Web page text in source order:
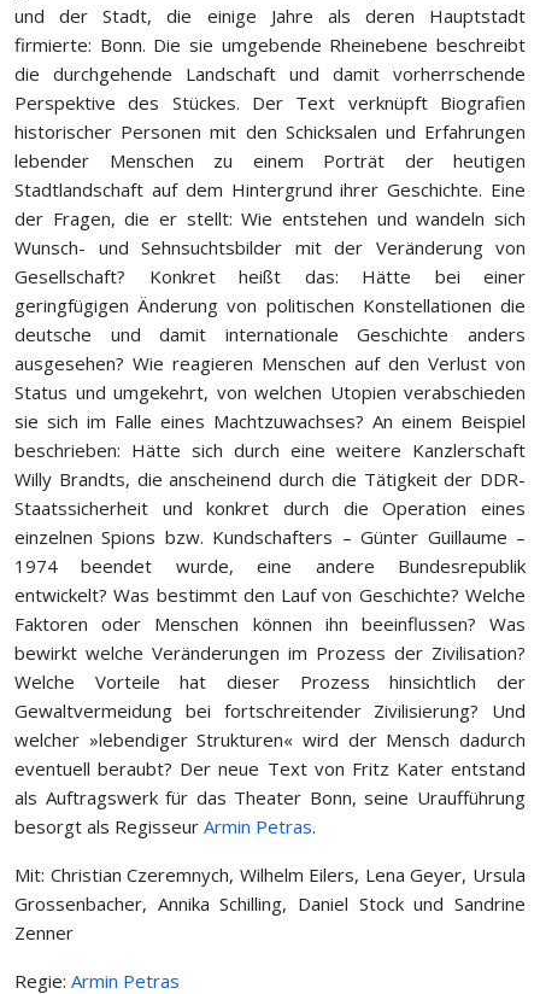
und der Stadt, die einige Jahre als deren Hauptstadt
firmierte: Bonn. Die sie umgebende Rheinebene beschreibt
die durchgehende Landschaft und damit vorherrschende
Perspektive des Stückes. Der Text verknüpft Biografien
historischer Personen mit den Schicksalen und Erfahrungen
lebender Menschen zu einem Porträt der heutigen
Stadtlandschaft auf dem Hintergrund ihrer Geschichte. Eine
der Fragen, die er stellt: Wie entstehen und wandeln sich
Wunsch- und Sehnsuchtsbilder mit der Veränderung von
Gesellschaft? Konkret heißt das: Hätte bei einer
geringfügigen Änderung von politischen Konstellationen die
deutsche und damit internationale Geschichte anders
ausgesehen? Wie reagieren Menschen auf den Verlust von
Status und umgekehrt, von welchen Utopien verabschieden
sie sich im Falle eines Machtzuwachses? An einem Beispiel
beschrieben: Hätte sich durch eine weitere Kanzlerschaft
Willy Brandts, die anscheinend durch die Tätigkeit der DDR-
Staatssicherheit und konkret durch die Operation eines
einzelnen Spions bzw. Kundschafters – Günter Guillaume –
1974 beendet wurde, eine andere Bundesrepublik
entwickelt? Was bestimmt den Lauf von Geschichte? Welche
Faktoren oder Menschen können ihn beeinflussen? Was
bewirkt welche Veränderungen im Prozess der Zivilisation?
Welche Vorteile hat dieser Prozess hinsichtlich der
Gewaltvermeidung bei fortschreitender Zivilisierung? Und
welcher »lebendiger Strukturen« wird der Mensch dadurch
eventuell beraubt? Der neue Text von Fritz Kater entstand
als Auftragswerk für das Theater Bonn, seine Uraufführung
besorgt als Regisseur Armin Petras.
Mit: Christian Czeremnych, Wilhelm Eilers, Lena Geyer, Ursula
Grossenbacher, Annika Schilling, Daniel Stock und Sandrine
Zenner
Regie: Armin Petras